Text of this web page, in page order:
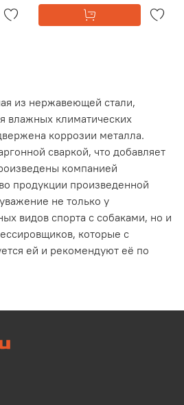
из нержавеющей стали,
влажных климатических
коррозии металла.
сваркой, что добавляет
компанией
продукции произведенной
не только у
видов спорта с собаками, но и
которые с
ей и рекомендуют её по